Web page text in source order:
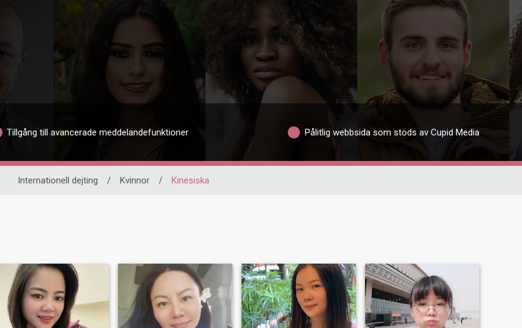
Tillgång till avancerade meddelandefunktioner Pålitlig webbsida som stöds av Cupid Media
Internationell dejting / Kvinnor / Kinesiska